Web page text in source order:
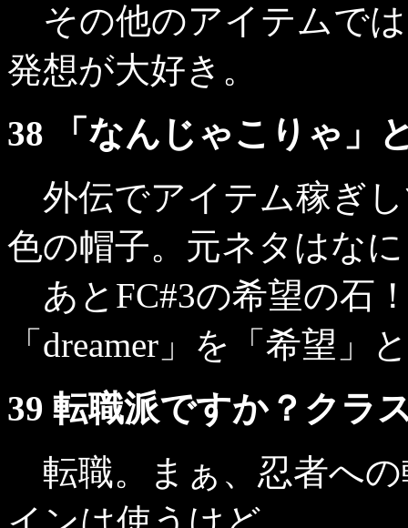
その他のアイテムで
発想が大好き。
38 「なんじゃこりゃ」
外伝でアイテム稼ぎ
色の帽子。元ネタはな
あとFC#3の希望の石
「dreamer」を「希望」
39 転職派ですか？クラ
転職。まぁ、忍者へ